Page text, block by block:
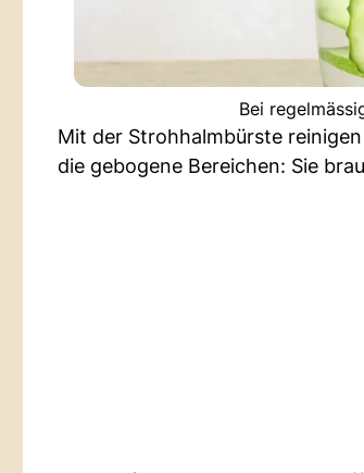
Bei
Mit der Strohhalmbürste
die gebogene Bereichen: Sie